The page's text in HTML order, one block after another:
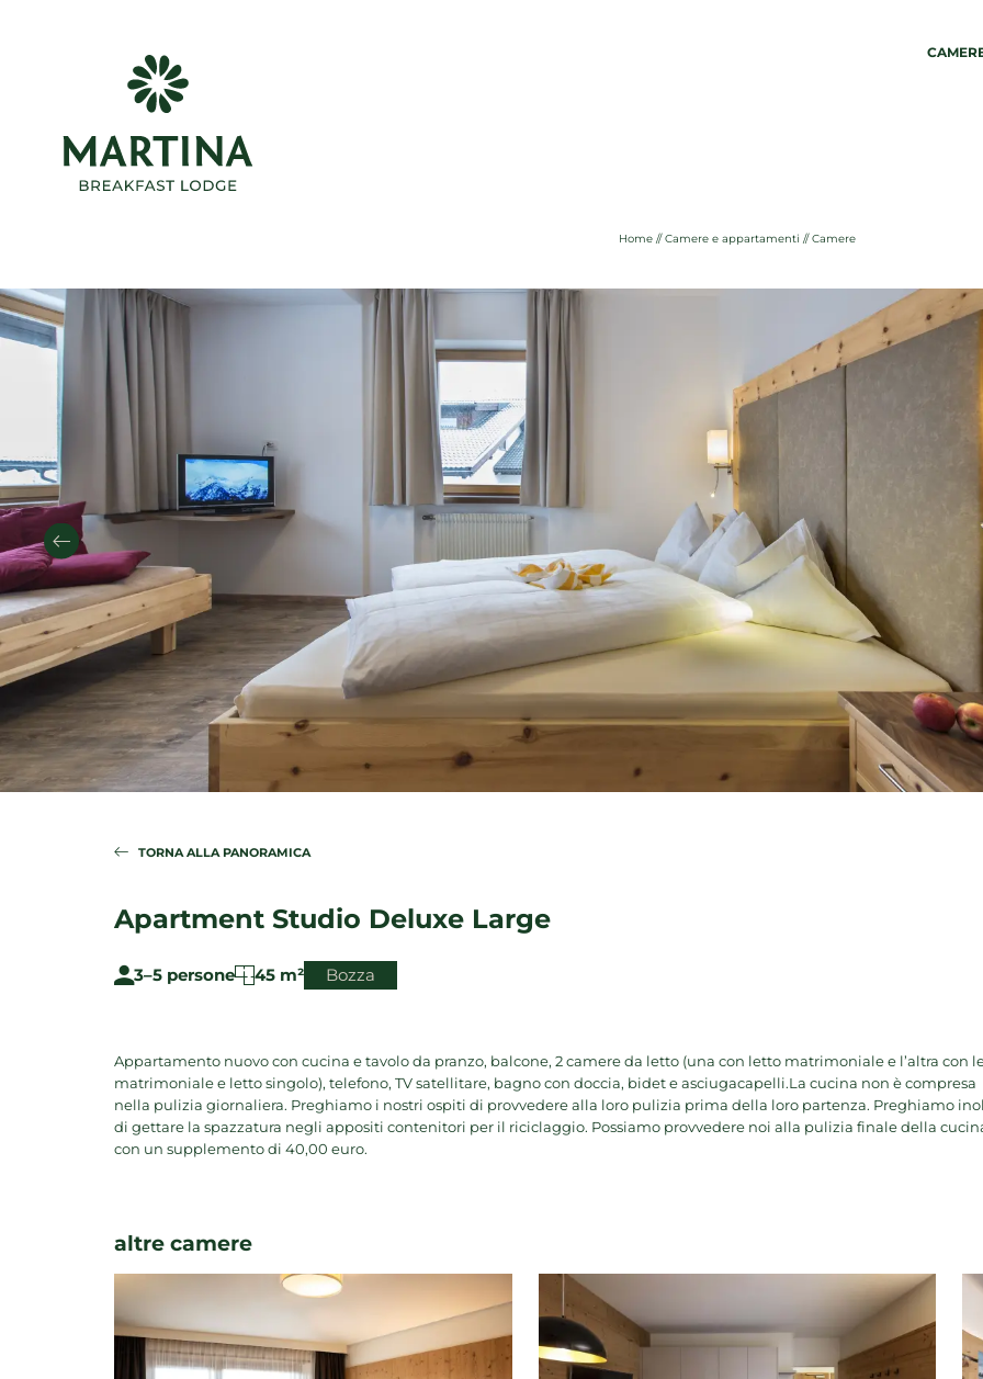
+39 0471 706361
Home //Camere e appartamenti //Camere
TORNA ALLA PANORAMICA
Apartment Studio Deluxe Large
3–5 persone 45 m² Bozza
Appartamento nuovo con cucina e tavolo da pranzo, balcone, 2 camere da letto (una con letto matrimoniale e l’altra con
matrimoniale e letto singolo), telefono, TV satellitare, bagno con doccia, bidet e asciugacapelli.La cucina non è compresa
nella pulizia giornaliera. Preghiamo i nostri ospiti di provvedere alla loro pulizia prima della loro partenza. Preghiamo
di gettare la spazzatura negli appositi contenitori per il riciclaggio. Possiamo provvedere noi alla pulizia finale della
con un supplemento di 40,00 euro.
altre camere